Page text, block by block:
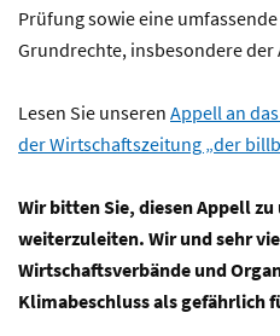
Prüfung sowie eine
Grundrechte, insbesondere der
Lesen Sie unseren Appell an
der Wirtschaftszeitung „der
Wir bitten Sie, diesen Appell
weiterzuleiten. Wir und sehr
Wirtschaftsverbände und
Klimabeschluss als gefährlich